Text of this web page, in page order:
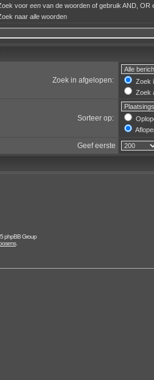
voor een van de woorden of gebruik AND, OR
naar alle woorden
Zoek in afgelopen:
Zoek
Zoek
Sorteer op:
Geef eerste
phpBB Group
.